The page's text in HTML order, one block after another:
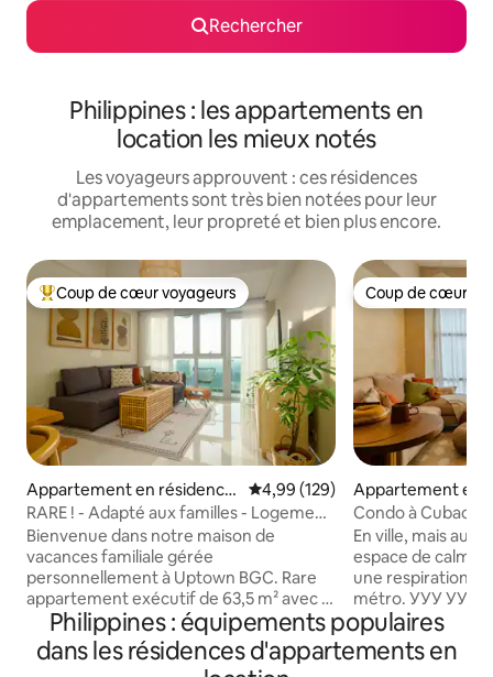
Rechercher
Philippines : les appartements en
location les mieux notés
Les voyageurs approuvent : ces résidences
d'appartements sont très bien notées pour leur
emplacement, leur propreté et bien plus encore.
Coups de cœur voyageurs les plus appréciés
Coup de cœur voyageurs
Appartement en résidence
⋅ Fort Bonifacio,Taguig
Évaluation moyenne sur la
4,99 (129)
RARE ! - Adapté aux familles - Logement
d'angle - BGC
Bienvenue dans notre maison de
vacances familiale gérée
personnellement à Uptown BGC. Rare
appartement exécutif de 63,5 m² avec 1
chambre, disposant d'un véritable
aménagement d'une chambre, plus
grand que la plupart des appartements
Coup de cœur
Coup de cœur
Appartement en
⋅ Quezon City
Condo à Cubao :
lumières de la ville
En ville, mais au calme. Muni
espace de calme
une respiration
métro. УУУ УУУ！ Perché au-dessus de
l'agitation de la
international
(MNL) offre une
Philippines : équipements populaires
dans les résidences d'appartements en